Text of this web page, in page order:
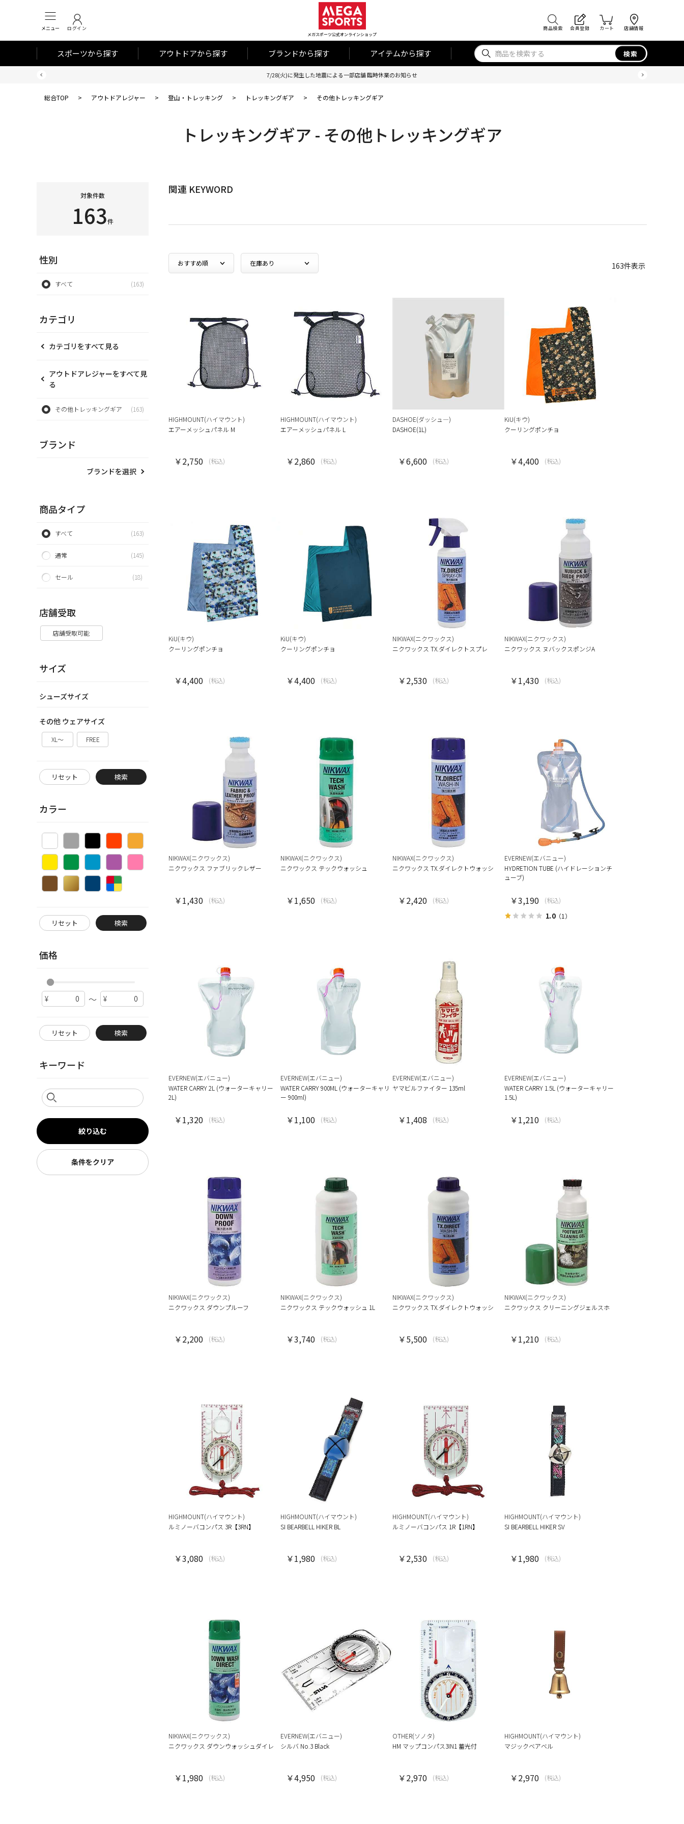
メニュー ログイン
メガスポーツ公式オンラインショップ
商品検索 会員登録 カート 店舗情報
スポーツから探す アウトドアから探す ブランドから探す アイテムから探す 検索
7/28(火)に発生した地震による一部店舗 臨時休業のお知らせ
総合TOP > アウトドアレジャー > 登山・トレッキング > トレッキングギア > その他トレッキングギア
トレッキングギア - その他トレッキングギア
対象件数
163件
性別
すべて (163)
カテゴリ
カテゴリをすべて見る
アウトドアレジャーをすべて見
る
その他トレッキングギア (163)
ブランド
ブランドを選択
商品タイプ
すべて (163)
通常 (145)
セール (18)
店舗受取
店舗受取可能
サイズ
シューズサイズ
その他 ウェアサイズ
XL～ FREE
リセット 検索
カラー
リセット 検索
価格
～
リセット 検索
キーワード
絞り込む
条件をクリア
関連 KEYWORD
163件表示
HIGHMOUNT(ハイマウント)
エアーメッシュパネル M
￥2,750 (税込)
HIGHMOUNT(ハイマウント)
エアーメッシュパネル L
￥2,860 (税込)
DASHOE(ダッシュ―)
DASHOE(1L)
￥6,600 (税込)
KiU(キウ)
クーリングポンチョ
￥4,400 (税込)
KiU(キウ)
クーリングポンチョ
￥4,400 (税込)
KiU(キウ)
クーリングポンチョ
￥4,400 (税込)
NIKWAX(ニクワックス)
ニクワックス TX.ダイレクトスプレ
￥2,530 (税込)
NIKWAX(ニクワックス)
ニクワックス ヌバックスポンジA
￥1,430 (税込)
NIKWAX(ニクワックス)
ニクワックス ファブリックレザー
￥1,430 (税込)
NIKWAX(ニクワックス)
ニクワックス テックウォッシュ
￥1,650 (税込)
NIKWAX(ニクワックス)
ニクワックス TX.ダイレクトウォッシ
￥2,420 (税込)
EVERNEW(エバニュー)
HYDRETION TUBE (ハイドレーションチ
ューブ)
1.0（1）
￥3,190 (税込)
EVERNEW(エバニュー)
WATER CARRY 2L (ウォーターキャリー
2L)
￥1,320 (税込)
EVERNEW(エバニュー)
WATER CARRY 900ML (ウォーターキャリ
ー 900ml)
￥1,100 (税込)
EVERNEW(エバニュー)
ヤマビルファイター 135ml
￥1,408 (税込)
EVERNEW(エバニュー)
WATER CARRY 1.5L (ウォーターキャリー
1.5L)
￥1,210 (税込)
NIKWAX(ニクワックス)
ニクワックス ダウンプルーフ
￥2,200 (税込)
NIKWAX(ニクワックス)
ニクワックス テックウォッシュ 1L
￥3,740 (税込)
NIKWAX(ニクワックス)
ニクワックス TX.ダイレクトウォッシ
￥5,500 (税込)
NIKWAX(ニクワックス)
ニクワックス クリーニングジェルスホ
￥1,210 (税込)
HIGHMOUNT(ハイマウント)
ルミノーバコンパス 3R【3RN】
￥3,080 (税込)
HIGHMOUNT(ハイマウント)
SI BEARBELL HIKER BL
￥1,980 (税込)
HIGHMOUNT(ハイマウント)
ルミノーバコンパス 1R【1RN】
￥2,530 (税込)
HIGHMOUNT(ハイマウント)
SI BEARBELL HIKER SV
￥1,980 (税込)
NIKWAX(ニクワックス)
ニクワックス ダウンウォッシュダイレ
￥1,980 (税込)
EVERNEW(エバニュー)
シルバ No.3 Black
￥4,950 (税込)
OTHER(ソノタ)
HM マップコンパス3IN1 蓄光付
￥2,970 (税込)
HIGHMOUNT(ハイマウント)
マジックベアベル
￥2,970 (税込)